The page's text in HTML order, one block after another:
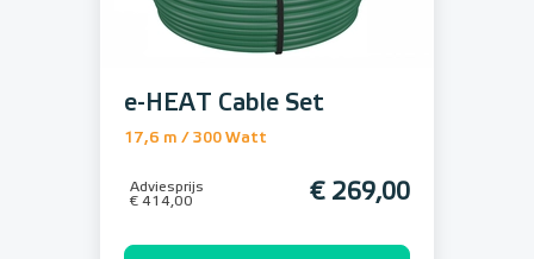
e-HEAT Cable Set
17,6 m / 300 Watt
Adviesprijs
€ 414,00
€ 269,00